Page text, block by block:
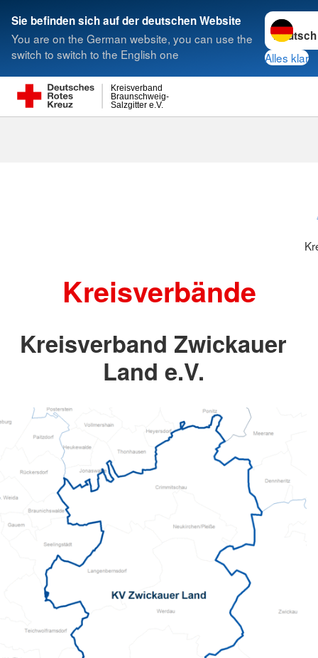
Sie befinden sich auf der deutschen Website
You are on the German website, you can use the
switch to switch to the English one
Sprache
Alles klar
Salzgitter e.V.
Braunschweig-
Kreisverband
Suche
Kreisverbände
Kreisverband Zwickauer
Land e.V.